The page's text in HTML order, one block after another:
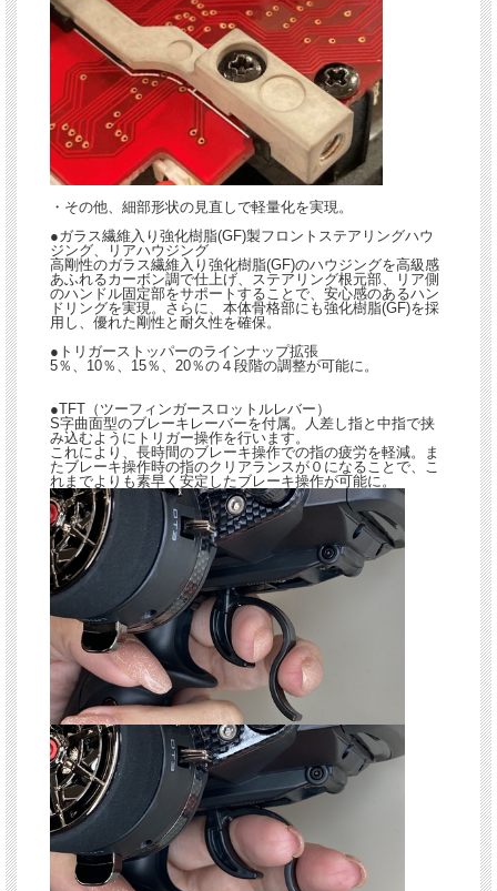
・その他、細部形状の見直しで軽量化を実現。
●ガラス繊維入り強化樹脂(GF)製フロントステアリングハウ
ジング、リアハウジング
高剛性のガラス繊維入り強化樹脂(GF)のハウジングを高級感
あふれるカーボン調で仕上げ、ステアリング根元部、リア側
のハンドル固定部をサポートすることで、安心感のあるハン
ドリングを実現。さらに、本体骨格部にも強化樹脂(GF)を採
用し、優れた剛性と耐久性を確保。
●トリガーストッパーのラインナップ拡張
5％、10％、15％、20％の４段階の調整が可能に。
●TFT（ツーフィンガースロットルレバー）
S字曲面型のブレーキレーバーを付属。人差し指と中指で挟
み込むようにトリガー操作を行います。
これにより、長時間のブレーキ操作での指の疲労を軽減。ま
たブレーキ操作時の指のクリアランスが０になることで、こ
れまでよりも素早く安定したブレーキ操作が可能に。